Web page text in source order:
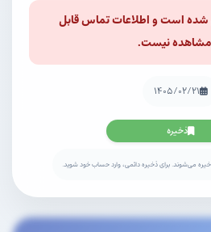
است و اطلاعات تماس قابل
مشاهده نیست.
۱۴۰۵/۰۲/۲۱
ذخیره
می‌شوند. برای ذخیره دائمی، وارد حساب خود شوید.